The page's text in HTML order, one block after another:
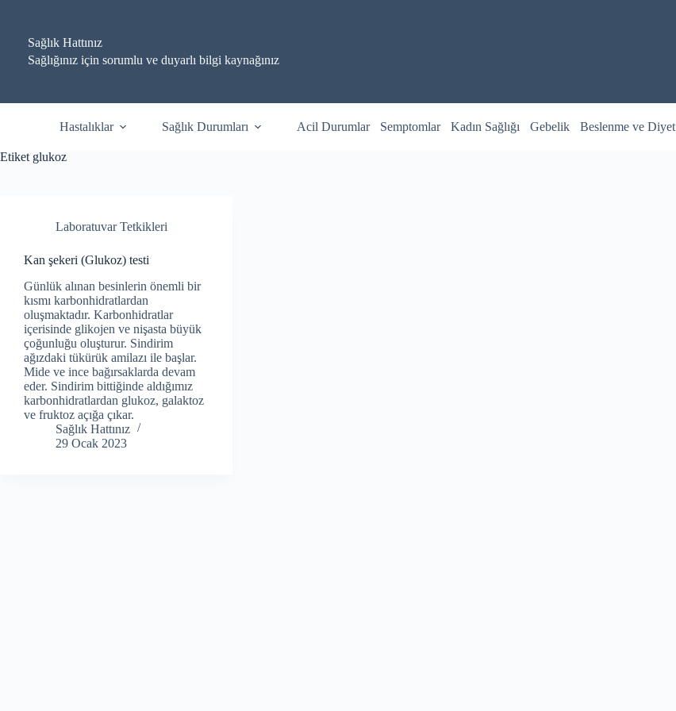
Sağlık Hattınız
Sağlığınız için sorumlu ve duyarlı bilgi kaynağınız
Hastalıklar Sağlık Durumları Acil Durumlar Semptomlar Kadın Sağlığı Gebelik Beslenme ve Diyet
Etiket glukoz
Laboratuvar Tetkikleri
Kan şekeri (Glukoz) testi
Günlük alınan besinlerin önemli bir
kısmı karbonhidratlardan
oluşmaktadır. Karbonhidratlar
içerisinde glikojen ve nişasta büyük
çoğunluğu oluşturur. Sindirim
ağızdaki tükürük amilazı ile başlar.
Mide ve ince bağırsaklarda devam
eder. Sindirim bittiğinde aldığımız
karbonhidratlardan glukoz, galaktoz
ve fruktoz açığa çıkar.
Sağlık Hattınız
29 Ocak 2023